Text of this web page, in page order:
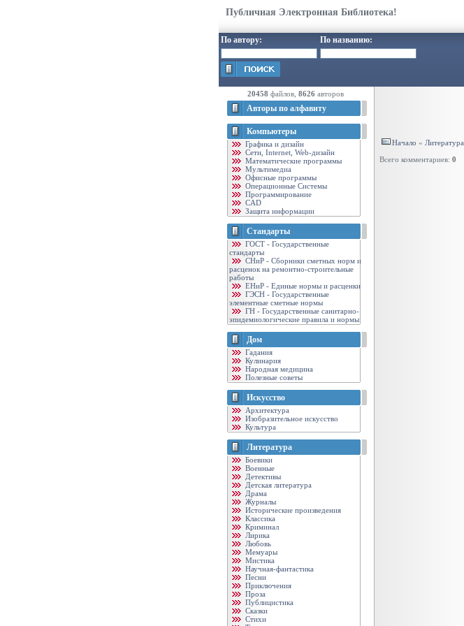
Публичная Электронная Библиотека!
По автору: По названию:
20458 файлов, 8626 авторов
Авторы по алфавиту
Компьютеры
Графика и дизайн
Cети, Internet, Web-дизайн
Математические программы
Мультимедиа
Офисные программы
Операционные Системы
Программирование
CAD
Защита информации
Стандарты
ГОСТ - Государственные
стандарты
CНиР - Сборники сметных норм и
расценок на ремонтно-строительные
работы
ЕНиР - Единые нормы и расценки
ГЭСН - Государственные
элементные сметные нормы
ГН - Государственные санитарно-
эпидемиологические правила и нормы
Дом
Гадания
Кулинария
Народная медицина
Полезные советы
Искусство
Архитектура
Изобразительное искусство
Культура
Литература
Боевики
Военные
Детективы
Детская литература
Драма
Журналы
Исторические произведения
Классика
Криминал
Лирика
Любовь
Мемуары
Мистика
Научная-фантастика
Песни
Приключения
Проза
Публицистика
Сказки
Стихи
Начало « Литература
Всего комментариев: 0